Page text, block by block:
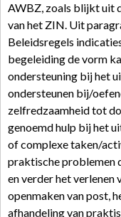
AWBZ, zoals blijkt uit
van het ZIN. Uit
Beleidsregels
begeleiding de vorm
ondersteuning bij het
ondersteunen bij/
zelfredzaamheid tot
genoemd hulp bij het
of complexe taken/
praktische problemen
en verder het verlenen
openmaken van post,
afhandeling van